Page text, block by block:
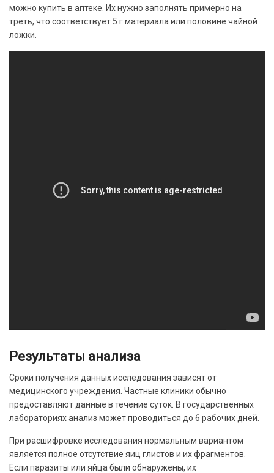
можно купить в аптеке. Их нужно заполнять примерно на
треть, что соответствует 5 г материала или половине чайной
ложки.
Результаты анализа
Сроки получения данных исследования зависят от
медицинского учреждения. Частные клиники обычно
предоставляют данные в течение суток. В государственных
лабораториях анализ может проводиться до 6 рабочих дней.
При расшифровке исследования нормальным вариантом
является полное отсутствие яиц глистов и их фрагментов.
Если паразиты или яйца были обнаружены, их